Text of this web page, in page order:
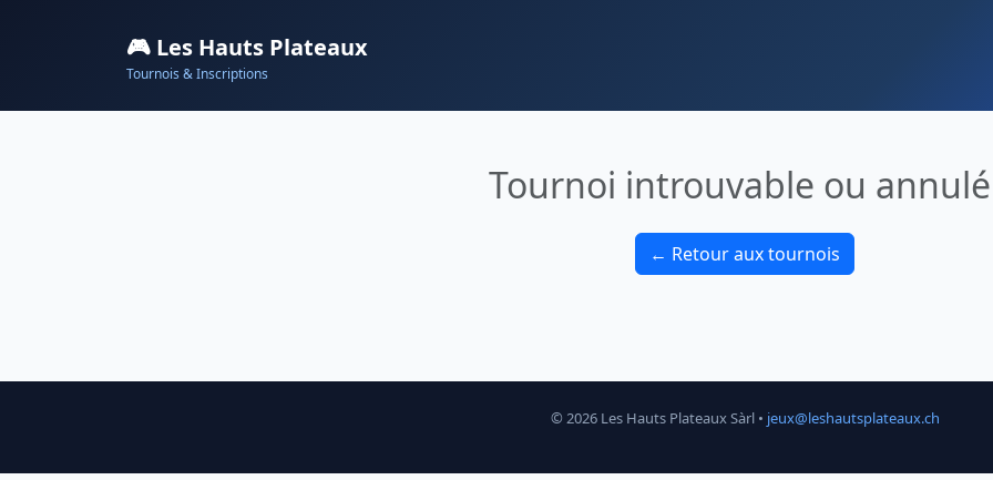
🎮 Les Hauts Plateaux
Tournois & Inscriptions
Tournoi introuvable ou
← Retour aux tournois
© 2026 Les Hauts Plateaux Sàrl • jeux@leshautsplateaux.ch